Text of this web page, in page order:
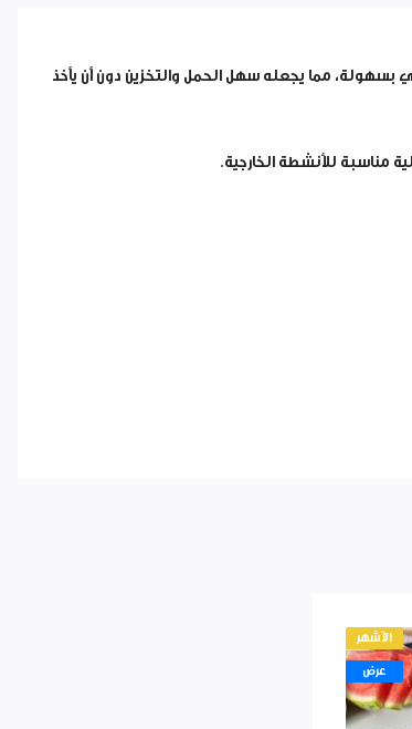
بسهولة، مما يجعله سهل الحمل والتخزين دون أن يأخذ
مناسبة للأنشطة الخارجية.
الأشهر
عرض